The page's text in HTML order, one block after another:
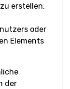
erstellen,
oder
Elements
der